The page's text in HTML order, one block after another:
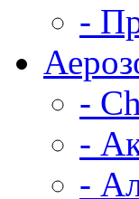
-
-
-
-